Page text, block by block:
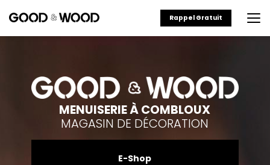
au
principal
Rappel Gratuit
MENUISERIE À COMBLOUX
MAGASIN DE DÉCORATION
E-Shop